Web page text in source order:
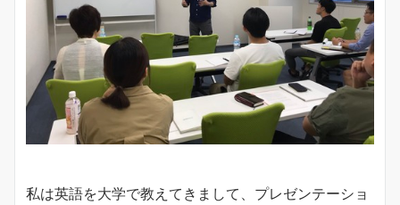
私は英語を大学で教えてきまして、プレゼンテーショ